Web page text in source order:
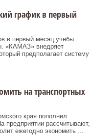
график в первый
в первый месяц учебы
«КАМАЗ» внедряет
предполагает систему
на транспортных
края пополнил
рассчитывают,
ежегодно экономить ...